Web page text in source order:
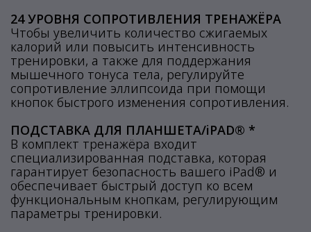
24 УРОВНЯ СОПРОТИВЛЕНИЯ ТРЕНАЖЁРА
Чтобы увеличить количество сжигаемых
калорий или повысить интенсивность
тренировки, а также для поддержания
мышечного тонуса тела, регулируйте
сопротивление эллипсоида при помощи
кнопок быстрого изменения сопротивления.
ПОДСТАВКА ДЛЯ ПЛАНШЕТА/iPAD® *
В комплект тренажёра входит
специализированная подставка, которая
гарантирует безопасность вашего iPad® и
обеспечивает быстрый доступ ко всем
функциональным кнопкам, регулирующим
параметры тренировки.